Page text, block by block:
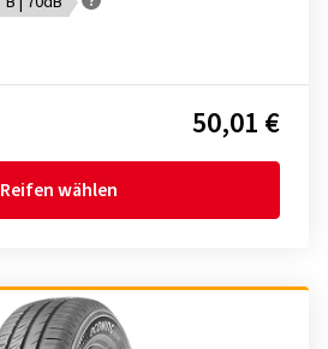
50,01 €
Reifen wählen